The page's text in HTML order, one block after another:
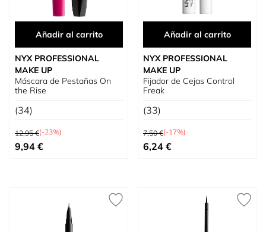
Añadir al carrito
NYX PROFESSIONAL
MAKE UP
Máscara de Pestañas On
the Rise
(34)
Precio habitual
12,95 €(-23%)
Precio especial
9,94 €
Añadir al carrito
NYX PROFESSIONAL
MAKE UP
Fijador de Cejas Control
Freak
(33)
Precio habitual
7,50 €(-17%)
Precio especial
6,24 €